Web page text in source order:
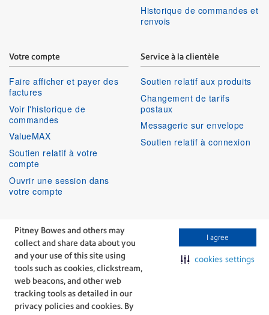
Pitney Bowes and others may
collect and share data about you
and your use of this site using
tools such as cookies, clickstream,
web beacons, and other web
tracking tools as detailed in our
privacy policies and cookies. By
I agree
cookies settings
Historique de commandes et
renvois
Votre compte
Faire afficher et payer des
factures
Voir l'historique de
commandes
ValueMAX
Soutien relatif à votre
compte
Ouvrir une session dans
votre compte
Service à la clientèle
Soutien relatif aux produits
Changement de tarifs
postaux
Messagerie sur envelope
Soutien relatif à connexion
Services aux entreprises
Services techniques
Services professionnels
Suivez-nous
Facebook
Linkedin